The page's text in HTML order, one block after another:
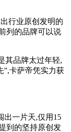
行业原创发明的
列的品牌可以说
其品牌太过年轻,
”,卡萨帝凭实力获
出一片天,仅用15
到的坚持原创发